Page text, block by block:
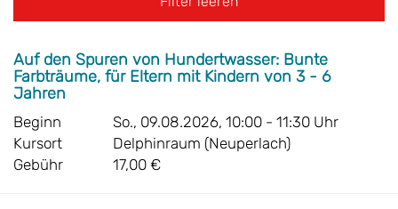
Auf den Spuren von Hundertwasser: Bunte
Farbträume, für Eltern mit Kindern von 3 - 6
Jahren
Beginn
So., 09.08.2026, 10:00 - 11:30 Uhr
Kursort
Delphinraum (Neuperlach)
Gebühr
17,00 €